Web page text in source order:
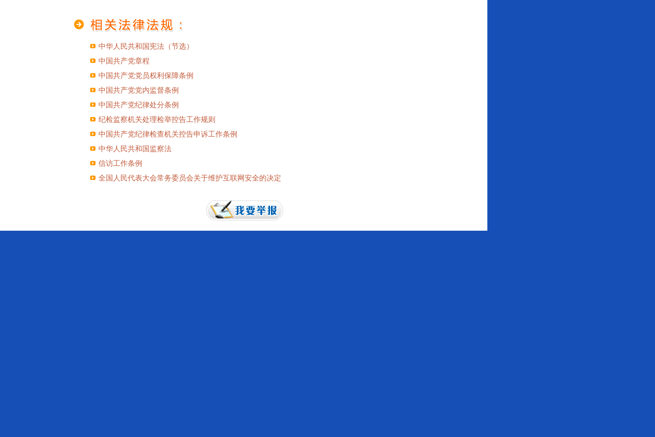
中华人民共和国宪法（节选）
中国共产党章程
中国共产党党员权利保障条例
中国共产党党内监督条例
中国共产党纪律处分条例
纪检监察机关处理检举控告工作规则
中国共产党纪律检查机关控告申诉工作条例
中华人民共和国监察法
信访工作条例
全国人民代表大会常务委员会关于维护互联网安全的决定